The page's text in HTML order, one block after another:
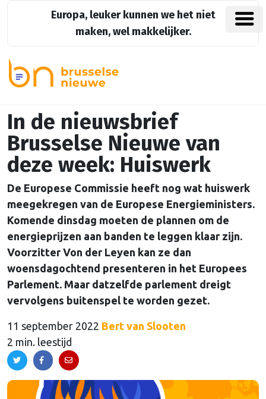
Europa, leuker kunnen we het niet
maken, wel makkelijker.
In de nieuwsbrief
Brusselse Nieuwe van
deze week: Huiswerk
De Europese Commissie heeft nog wat huiswerk
meegekregen van de Europese Energieministers.
Komende dinsdag moeten de plannen om de
energieprijzen aan banden te leggen klaar zijn.
Voorzitter Von der Leyen kan ze dan
woensdagochtend presenteren in het Europees
Parlement. Maar datzelfde parlement dreigt
vervolgens buitenspel te worden gezet.
11 september 2022 Bert van Slooten
2 min. leestijd